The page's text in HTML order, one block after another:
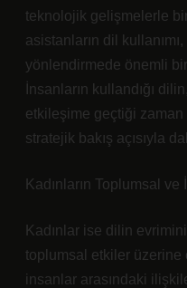
teknolojik gelişmelerle
asistanların dil
yönlendirmede önemli
İnsanların kullandığı
etkileşime geçtiği
stratejik bakış açısıyla
Kadınların Toplumsal
Kadınlar ise dilin
toplumsal etkiler üzerine
insanlar arasındaki